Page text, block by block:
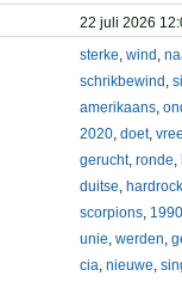
22 juli 2026
sterke, wind ,
schrikbewind ,
amerikaans,
2020, doet,
gerucht, ronde,
duitse,
scorpions, 1990
unie, werden,
cia, nieuwe,